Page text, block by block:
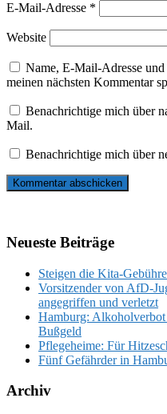
E-Mail-Adresse *
Website
Name, E-Mail-Adresse
meinen nächsten Kommentar
Benachrichtige mich über
Mail.
Benachrichtige mich über
Neueste Beiträge
Steigen die Kita-
Vorsitzender von AfD-
angegriffen und verletzt
Hamburg: Alkoholverbot
Bußgeld
Pflegeheime: Für
Fünf Gefährder in
Archiv